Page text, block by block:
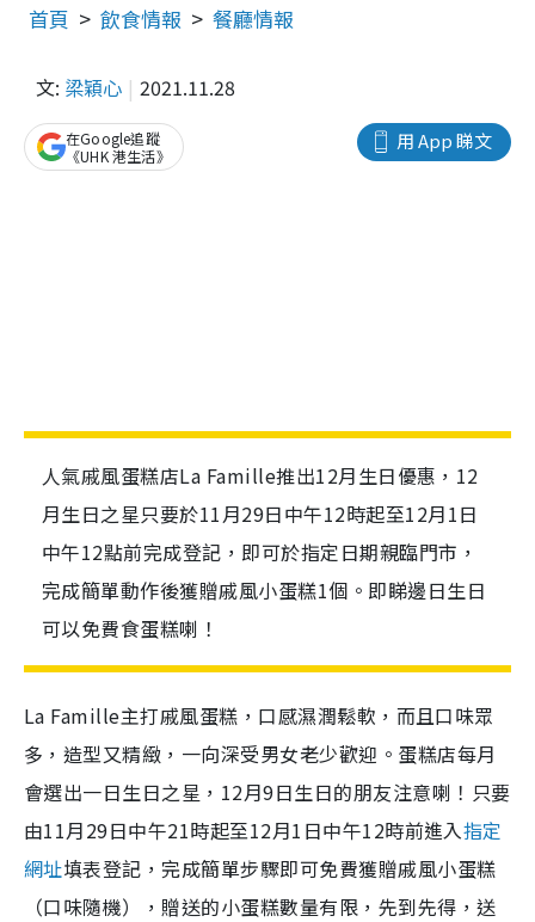
首頁 飲食情報 餐廳情報
文: 梁穎心 2021.11.28
用 App 睇文
在Google追蹤
《UHK 港生活》
人氣戚風蛋糕店La Famille推出12月生日優惠，12
月生日之星只要於11月29日中午12時起至12月1日
中午12點前完成登記，即可於指定日期親臨門市，
完成簡單動作後獲贈戚風小蛋糕1個。即睇邊日生日
可以免費食蛋糕喇！
La Famille主打戚風蛋糕，口感濕潤鬆軟，而且口味眾
多，造型又精緻，一向深受男女老少歡迎。蛋糕店每月
會選出一日生日之星，12月9日生日的朋友注意喇！只要
由11月29日中午21時起至12月1日中午12時前進入指定
網址填表登記，完成簡單步驟即可免費獲贈戚風小蛋糕
（口味隨機），贈送的小蛋糕數量有限，先到先得，送